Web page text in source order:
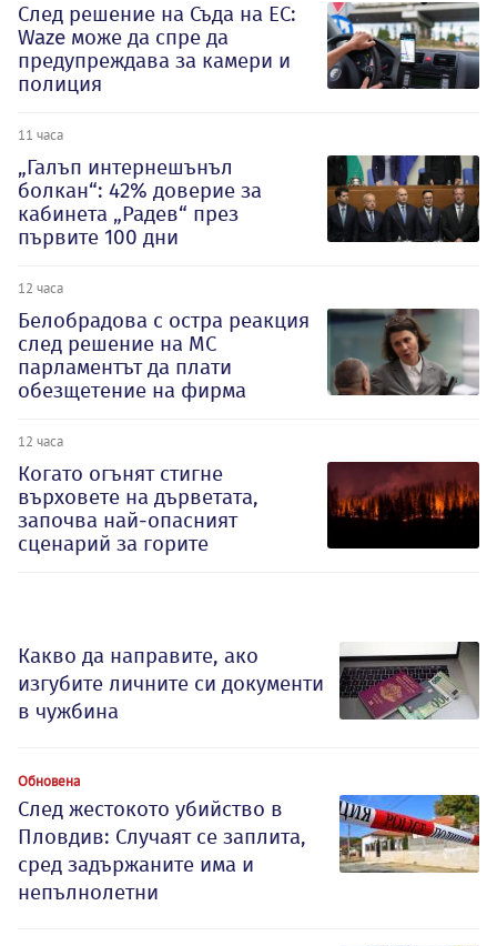
След решение на Съда на ЕС:
Waze може да спре да
предупреждава за камери и
полиция
11 часа
„Галъп интернешънъл
болкан“: 42% доверие за
кабинета „Радев“ през
първите 100 дни
12 часа
Белобрадова с остра реакция
след решение на МС
парламентът да плати
обезщетение на фирма
12 часа
Когато огънят стигне
върховете на дърветата,
започва най-опасният
сценарий за горите
Какво да направите, ако
изгубите личните си документи
в чужбина
Обновена
След жестокото убийство в
Пловдив: Случаят се заплита,
сред задържаните има и
непълнолетни